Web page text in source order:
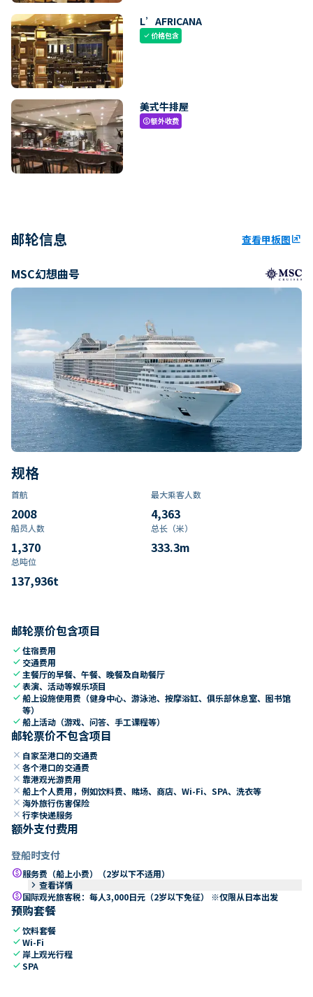
L’AFRICANA
check价格包含
美式牛排屋
paid额外收费
邮轮信息 查看甲板图ungroup
MSC幻想曲号
规格
首航
2008
最大乘客人数
4,363
船员人数
1,370
总长（米）
333.3m
总吨位
137,936t
邮轮票价包含项目
check住宿费用
check 交通费用
check 主餐厅的早餐、午餐、晚餐及自助餐厅
check表演、活动等娱乐项目
check船上设施使用费（健身中心、游泳池、按摩浴缸、俱乐部休息室、图书馆
等）
check船上活动（游戏、问答、手工课程等）
邮轮票价不包含项目
close 自家至港口的交通费
close 各个港口的交通费
close 靠港观光游费用
close 船上个人费用，例如饮料费、赌场、商店、Wi-Fi、SPA、洗衣等
close 海外旅行伤害保险
close 行李快递服务
额外支付费用
登船时支付
paid服务费（船上小费）（2岁以下不适用）
keyboard_arrow_right 查看详情
paid国际观光旅客税：每人3,000日元（2岁以下免征） ※仅限从日本出发
预购套餐
check饮料套餐
checkWi-Fi
check 岸上观光行程
checkSPA